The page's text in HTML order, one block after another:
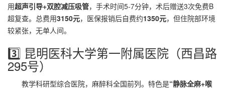
用超声引导+双腔减压吸管，手术时间5-7分钟，术后赠送3次免费B
超复查。总费用3150元，医保报销后自费约1350元，但住院部环境
较紧张，无单人间。
3️⃣ 昆明医科大学第一附属医院（西昌路
295号）
教学科研型综合医院，麻醉科全国前列。特色是“静脉全麻+喉